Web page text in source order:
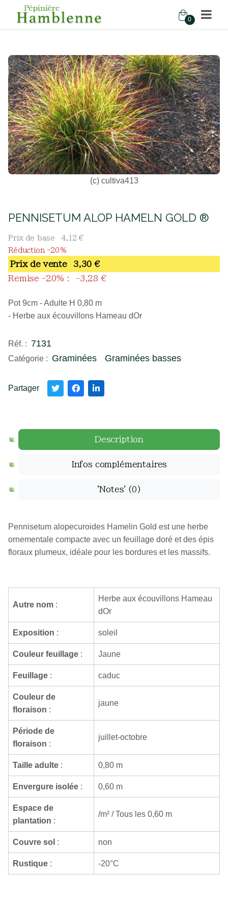
0
Accueil Boutique
Graminées
PENNISETUM ALOP HAMELN GOLD ...
(c) cultiva413
PENNISETUM ALOP HAMELN GOLD ®
Prix de base
4,12 €
Réduction -20%
Prix ​​de vente
3,30 €
Remise -20% :
-3,28 €
Pot 9cm - Adulte H 0,80 m
- Herbe aux écouvillons Hameau dOr
Réf. : 7131
Catégorie : Graminées Graminées basses
Partager
Description
Infos complémentaires
'Notes' (0)
Pennisetum alopecuroides Hamelin Gold est une herbe
ornementale compacte avec un feuillage doré et des épis
floraux plumeux, idéale pour les bordures et les massifs.
Autre nom :
Herbe aux écouvillons Hameau
dOr
Exposition : soleil
Couleur feuillage : Jaune
Feuillage : caduc
Couleur de
floraison :
jaune
Période de
floraison :
juillet-octobre
Taille adulte : 0,80 m
Envergure isolée : 0,60 m
Espace de
plantation :
/m² / Tous les 0,60 m
Couvre sol : non
Rustique : -20°C